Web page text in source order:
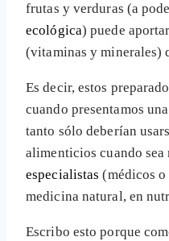
frutas y verduras (a
ecológica) puede
(vitaminas y minerales)
Es decir, estos
cuando presentamos
tanto sólo deberían
alimenticios cuando sea
especialistas (médicos o
medicina natural, en
Escribo esto porque